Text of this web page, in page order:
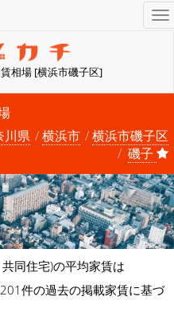
相場 [横浜市磯子区]
川県 横浜市
横浜市磯子区
磯子
同住宅)の平均家賃は
件の過去の掲載家賃に基づ